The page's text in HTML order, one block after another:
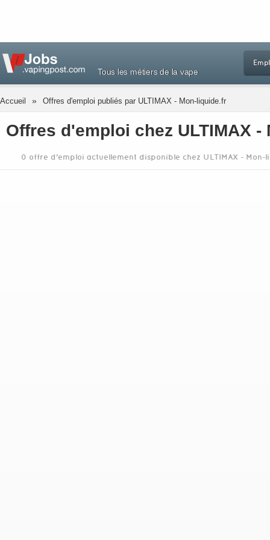
Tous les métiers de la vape
Accueil » Offres d'emploi publiés par ULTIMAX - Mon-liquide.fr
Offres d'emploi chez ULTIMAX -
0 offre d'emploi actuellement disponible chez ULTIMAX - Mon-